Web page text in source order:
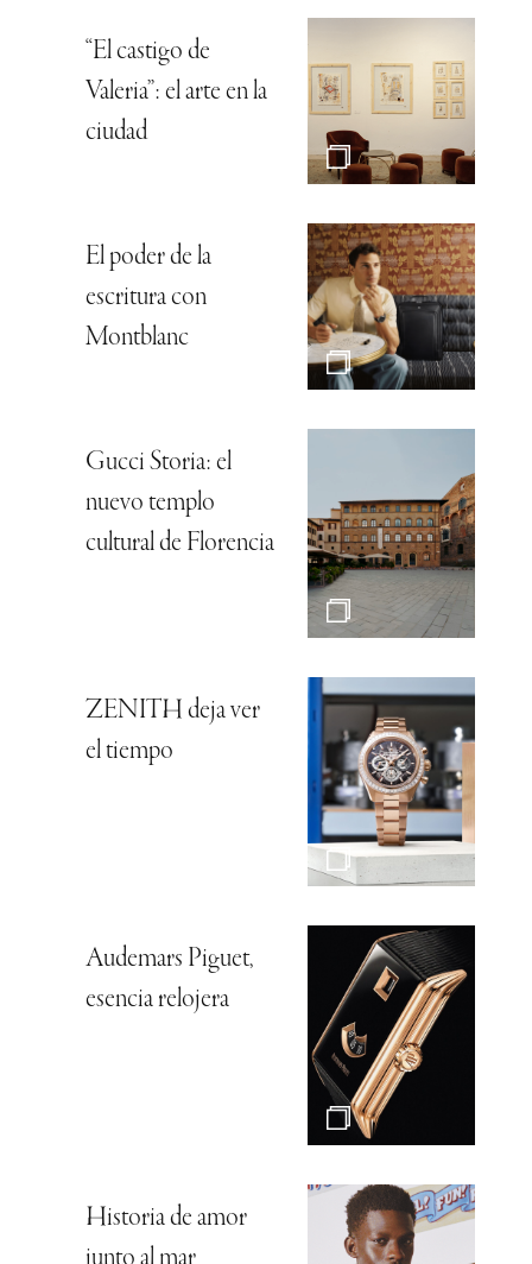
“El castigo de
Valeria”: el arte en la
ciudad
El poder de la
escritura con
Montblanc
Gucci Storia: el
nuevo templo
cultural de Florencia
ZENITH deja ver
el tiempo
Audemars Piguet,
esencia relojera
Historia de amor